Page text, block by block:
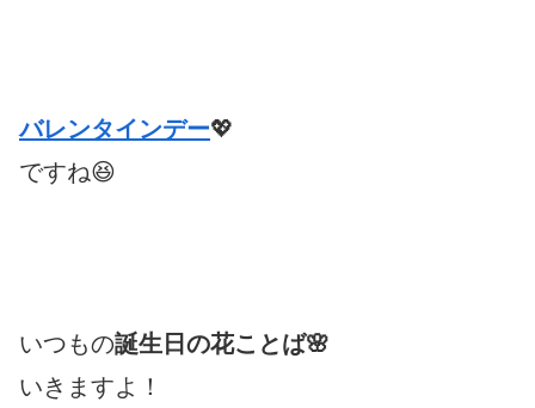
バレンタインデー💖
ですね😆
いつもの誕生日の花ことば🌸
いきますよ！